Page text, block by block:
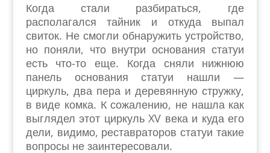
Когда стали разбираться, где
располагался тайник и откуда выпал
свиток. Не смогли обнаружить устройство,
но поняли, что внутри основания статуи
есть что-то еще. Когда сняли нижнюю
панель основания статуи нашли —
циркуль, два пера и деревянную стружку,
в виде комка. К сожалению, не нашла как
выглядел этот циркуль XV века и куда его
дели, видимо, реставраторов статуи такие
вопросы не заинтересовали.